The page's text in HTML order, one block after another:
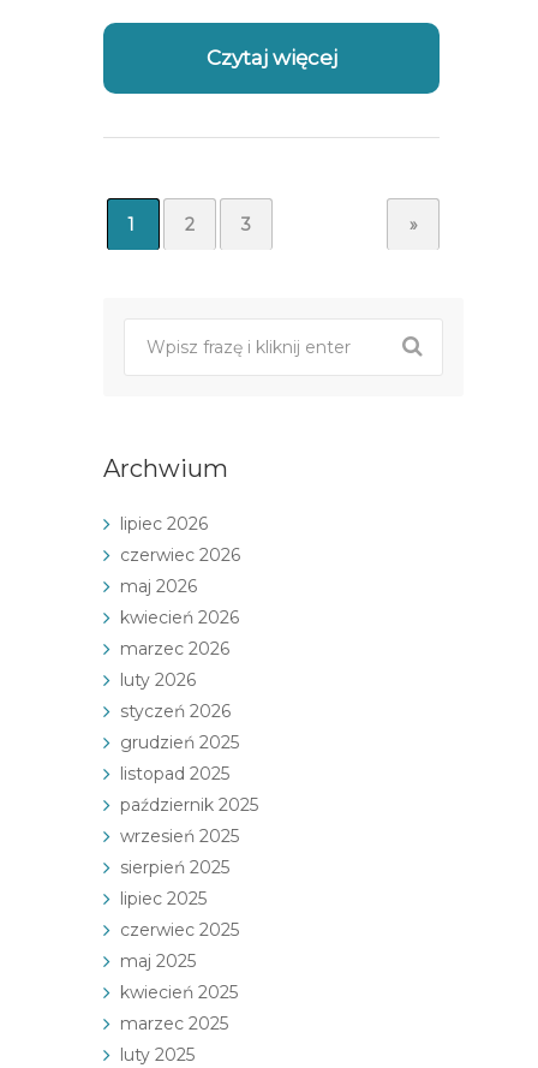
Czytaj więcej
1 2 3 »
Archwium
lipiec 2026
czerwiec 2026
maj 2026
kwiecień 2026
marzec 2026
luty 2026
styczeń 2026
grudzień 2025
listopad 2025
październik 2025
wrzesień 2025
sierpień 2025
lipiec 2025
czerwiec 2025
maj 2025
kwiecień 2025
marzec 2025
luty 2025